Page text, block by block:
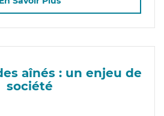
aînés : un enjeu de
société